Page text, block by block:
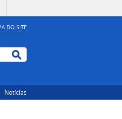
DO SITE
Notícias